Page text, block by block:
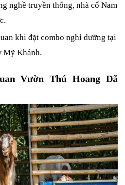
nghề truyền thống, nhà cổ Nam
khi đặt combo nghỉ dưỡng tại
Mỹ Khánh.
Vườn Thú Hoang Dã